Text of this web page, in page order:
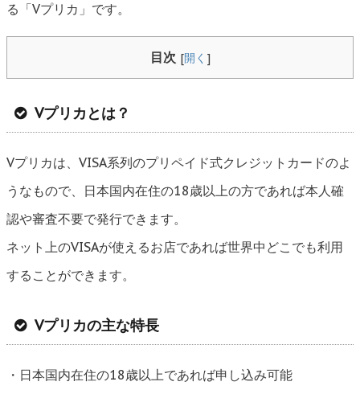
る「Vプリカ」です。
目次 [開く ]
Vプリカとは？
Vプリカは、VISA系列のプリペイド式クレジットカードのよ
うなもので、日本国内在住の18歳以上の方であれば本人確
認や審査不要で発行できます。
ネット上のVISAが使えるお店であれば世界中どこでも利用
することができます。
Vプリカの主な特長
・日本国内在住の18歳以上であれば申し込み可能